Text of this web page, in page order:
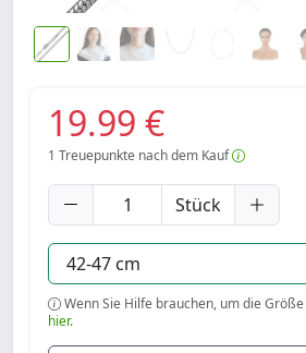
19.99 €
1 Treuepunkte nach dem Kauf
Stück
Wenn Sie Hilfe brauchen, um die
hier.